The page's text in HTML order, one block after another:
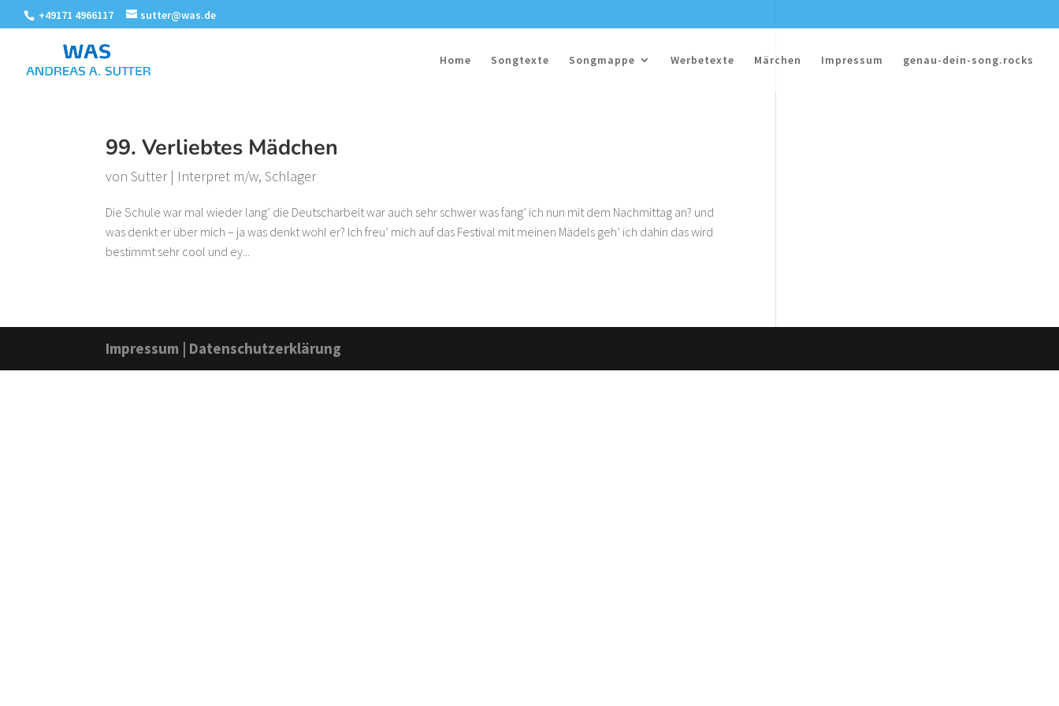
+49171 4966117 sutter@was.de
Home Songtexte Songmappe Werbetexte Märchen Impressum genau-dein-song.rocks
99. Verliebtes Mädchen
vonSutter| Interpret m/w,Schlager
Die Schule war mal wieder lang’ die Deutscharbeit war auch sehr schwer was fang’ ich nun mit dem Nachmittag an? und
was denkt er über mich – ja was denkt wohl er? Ich freu’ mich auf das Festival mit meinen Mädels geh’ ich dahin das wird
bestimmt sehr cool und ey...
Impressum | Datenschutzerklärung